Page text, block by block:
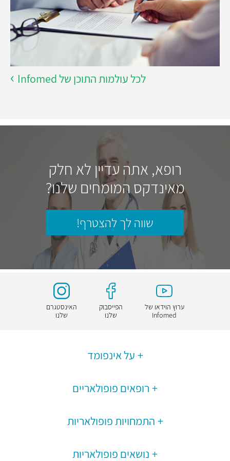
לכל עולמות התוכן של Infomed
רופא, אתה עדיין לא חלק
מאינדקס המומחים שלנו?
שווה לך להצטרף!
ערוץ הוידאו של
Infomed
הפייסבוק
שלנו
האינסטגרם
שלנו
על אינפומד
רופאים פופולאריים
התמחויות פופולאריות
נושאים פופולאריות